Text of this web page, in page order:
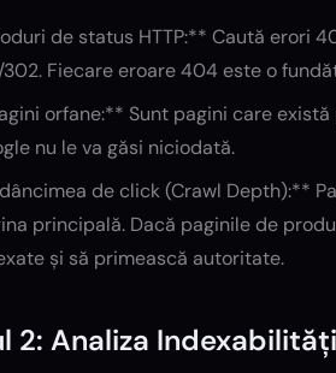
de status HTTP:** Caută erori
302. Fiecare eroare 404 este o
orfane:** Sunt pagini care
nu le va găsi niciodată.
de click (Crawl Depth):**
principală. Dacă paginile de
și să primească autoritate.
2: Analiza